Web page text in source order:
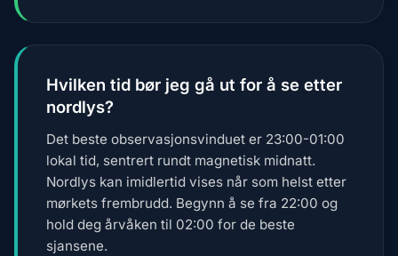
Hvilken tid bør jeg gå ut for å se etter
nordlys?
Det beste observasjonsvinduet er 23:00-01:00
lokal tid, sentrert rundt magnetisk midnatt.
Nordlys kan imidlertid vises når som helst etter
mørkets frembrudd. Begynn å se fra 22:00 og
hold deg årvåken til 02:00 for de beste
sjansene.